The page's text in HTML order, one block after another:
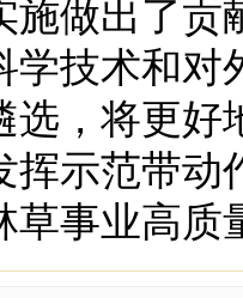
施做出了贡
技术和对
选，将更
挥示范带
草事业高质